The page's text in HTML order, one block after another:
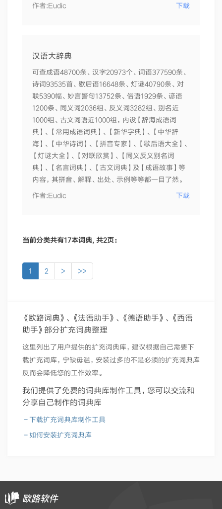
作者:Eudic 下载
汉语大辞典
可查成语48700条、汉字20973个、词语377590条、
诗词93535首、歇后语16648条、灯谜40790条、对
联5390幅、妙言警句13752条、俗语1929条、谚语
1200条、同义词2036组、反义词3282组、别名近
1000组、古文词语近1000组，内设【辞海成语词
典】、【常用成语词典】、【新华字典】、【中华辞
海】、【中华诗词】、【拼音专家】、【歇后语大全】、
【灯谜大全】、【对联欣赏】、【同义反义别名词
典】、【名言词典】、【古文词典】及【成语故事】等
内容，其拼音、解释、出处、示例等等都一目了然。
作者:Eudic 下载
当前分类共有17本词典, 共2页：
1 2 > >>
《欧路词典》、《法语助手》、《德语助手》、《西语
助手》部分扩充词典整理
这里列出了用户提供的扩充词典库，建议根据自己需要下
载扩充词库，宁缺毋滥，安装过多的不是必须的扩充词典库
反而会降低您的工作效率。
我们提供了免费的词典库制作工具，您可以交流和
分享自己制作的词典库
－下载扩充词典库制作工具
－如何安装扩充词典库